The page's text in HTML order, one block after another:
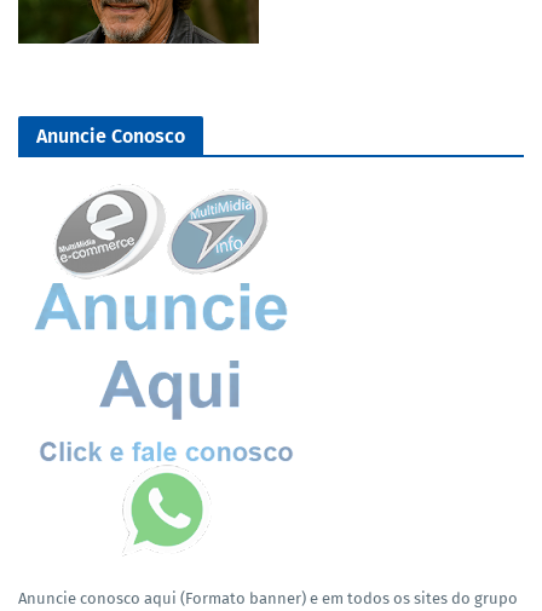
Anuncie Conosco
Anuncie conosco aqui (Formato banner) e em todos os sites do grupo